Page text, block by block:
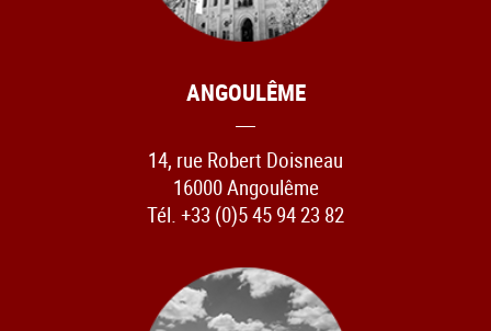
ANGOULÊME
14, rue Robert Doisneau
16000 Angoulême
Tél. +33 (0)5 45 94 23 82